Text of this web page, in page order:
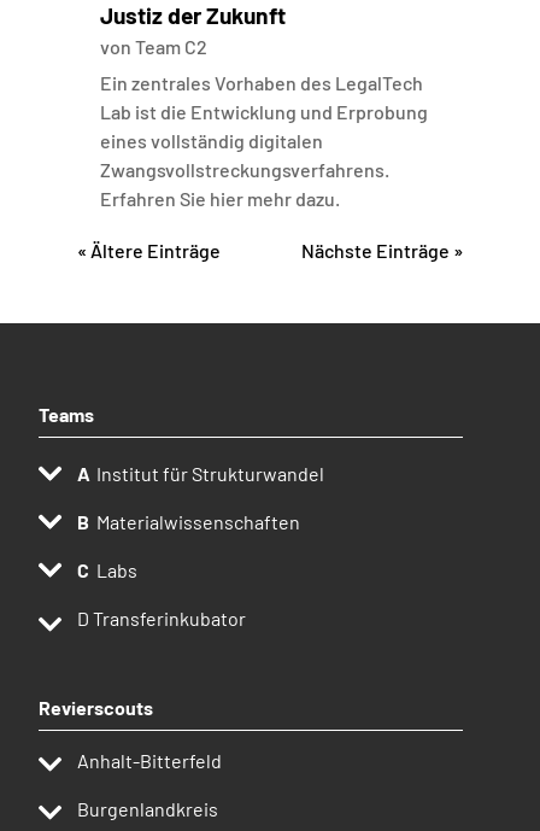
Justiz der Zukunft
von Team C2
Ein zentrales Vorhaben des LegalTech
Lab ist die Entwicklung und Erprobung
eines vollständig digitalen
Zwangsvollstreckungsverfahrens.
Erfahren Sie hier mehr dazu.
« Ältere Einträge Nächste Einträge »
Teams
Institut für Strukturwandel
Materialwissenschaften
Labs
D Transferinkubator
Revierscouts
Anhalt-Bitterfeld
Burgenlandkreis